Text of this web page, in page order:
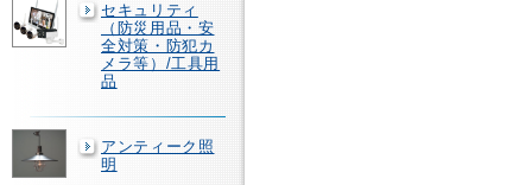
セキュリティ
（防災用品・安
全対策・防犯カ
メラ等）/工具用
品
アンティーク照
明